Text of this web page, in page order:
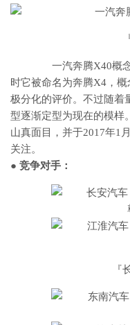
一汽奔腾X40概念
时它被命名为奔腾X4，
极分化的评价。不过随着
型逐渐定型为现在的模样
山真面目，并于2017年1
关注。
● 竞争对手：
『